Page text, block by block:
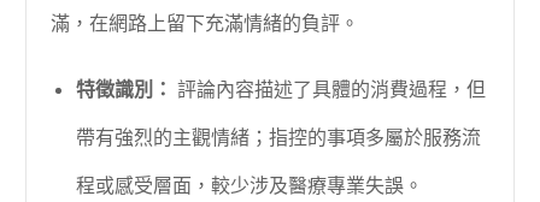
滿，在網路上留下充滿情緒的負評。
特徵識別： 評論內容描述了具體的消費過程，但
帶有強烈的主觀情緒；指控的事項多屬於服務流
程或感受層面，較少涉及醫療專業失誤。